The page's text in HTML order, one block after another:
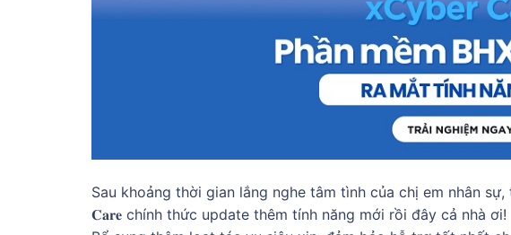
Sau khoảng thời gian lắng nghe tâm tình của chị em nhân
𝐂𝐚𝐫𝐞 chính thức update thêm tính năng mới rồi đây cả nhà ơi!